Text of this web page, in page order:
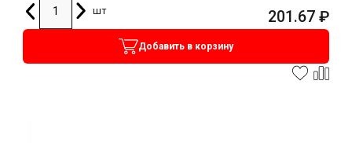
шт
201.67 ₽
Добавить в корзину